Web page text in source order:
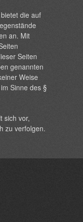
die auf
an. Mit
Seiten
genannten
Weise
Sinne des §
sich vor,
zu verfolgen.